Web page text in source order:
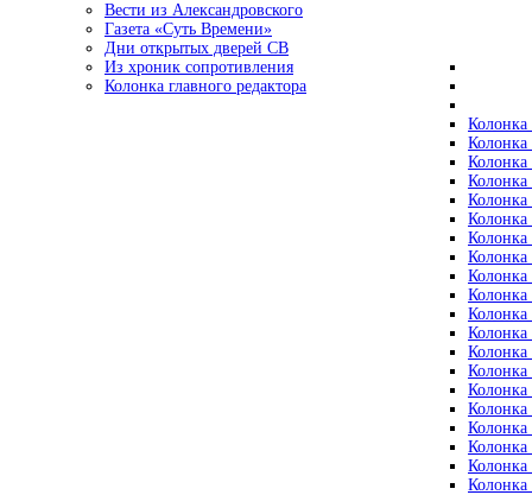
Вести из Александровского
Газета «Суть Времени»
Дни открытых дверей СВ
Из хроник сопротивления
Колонка главного редактора
Колонка
Колонка
Колонка
Колонка
Колонка
Колонка
Колонка
Колонка
Колонка
Колонка
Колонка
Колонка
Колонка
Колонка
Колонка
Колонка
Колонка
Колонка
Колонка
Колонка